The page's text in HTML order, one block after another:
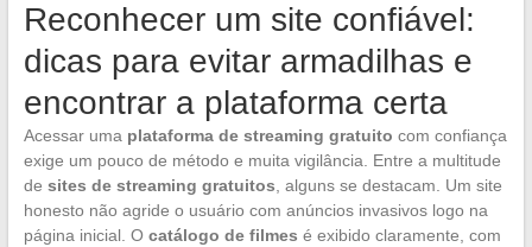
Reconhecer um site confiável:
dicas para evitar armadilhas e
encontrar a plataforma certa
Acessar uma plataforma de streaming gratuito com confiança
exige um pouco de método e muita vigilância. Entre a multitude
de sites de streaming gratuitos , alguns se destacam. Um site
honesto não agride o usuário com anúncios invasivos logo na
página inicial. O catálogo de filmes é exibido claramente, com